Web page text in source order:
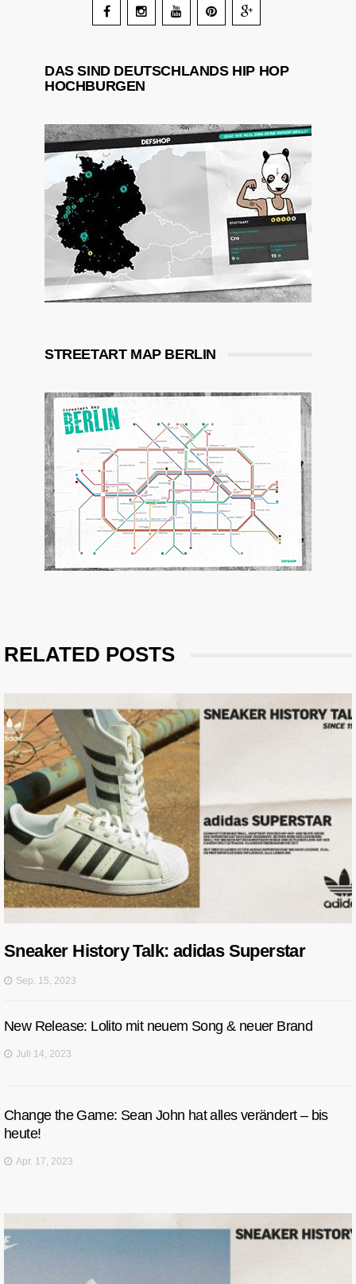
DAS SIND DEUTSCHLANDS HIP HOP
HOCHBURGEN
STREETART MAP BERLIN
RELATED POSTS
Sneaker History Talk: adidas Superstar
Sep. 15, 2023
New Release: Lolito mit neuem Song & neuer Brand
Juli 14, 2023
Change the Game: Sean John hat alles verändert – bis
heute!
Apr. 17, 2023